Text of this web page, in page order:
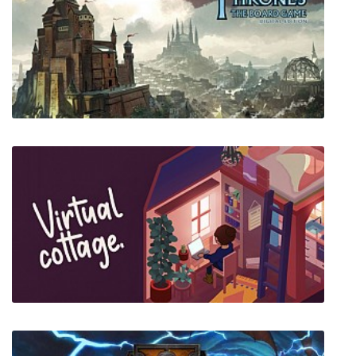
Hiveswap Friendsim
A Game of Thrones: The Board Game - Digital
Edition